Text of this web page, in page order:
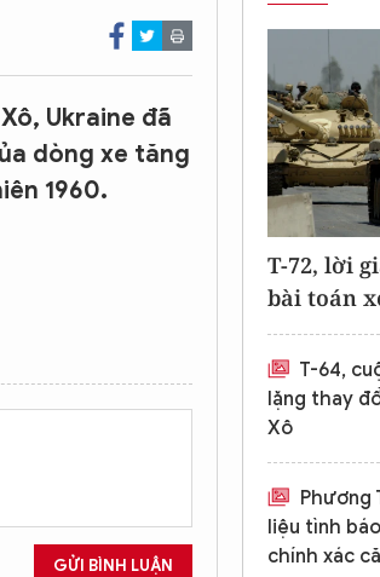
Ukraine đã
dòng xe tăng
1960.
GỬI BÌNH LUẬN
T-72, lời
bài toán
T-64,
lặng thay
Xô
Phương
liệu tình
chính xác